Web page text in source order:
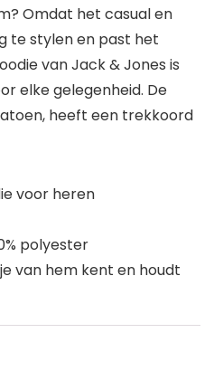
Omdat het casual en
te stylen en past het
van Jack & Jones is
elke gelegenheid. De
heeft een trekkoord
voor heren
polyester
van hem kent en houdt